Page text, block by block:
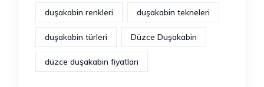
duşakabin renkleri duşakabin tekneleri
duşakabin türleri Düzce Duşakabin
düzce duşakabin fiyatları